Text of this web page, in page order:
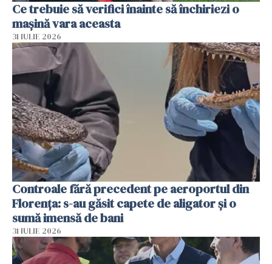
Ce trebuie să verifici înainte să închiriezi o
mașină vara aceasta
31 IULIE 2026
Controale fără precedent pe aeroportul din
Florența: s-au găsit capete de aligator și o
sumă imensă de bani
31 IULIE 2026